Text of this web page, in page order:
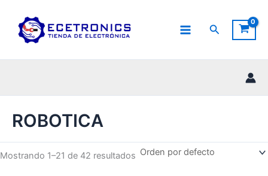
contenido
Buscar
ROBOTICA
Mostrando 1–21 de 42 resultados